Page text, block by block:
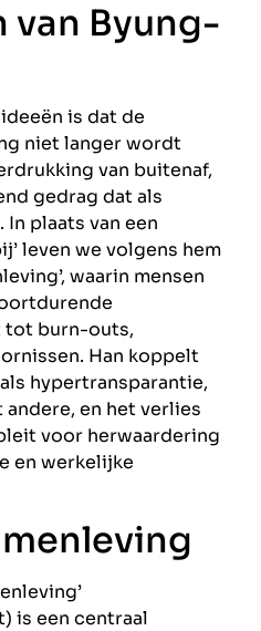
van Byung-
is dat de
niet langer wordt
van buitenaf,
gedrag dat als
plaats van een
leven we volgens hem
waarin mensen
tot burn-outs,
Han koppelt
hypertransparantie,
en het verlies
voor herwaardering
en werkelijke
is een centraal